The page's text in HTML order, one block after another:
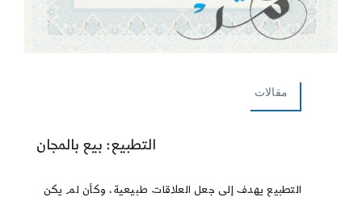
مقالات
التطبيع: بيع بالمجان
التطبيع يهدف إلى جعل العلاقات طبيعية، وكأن لم يكن